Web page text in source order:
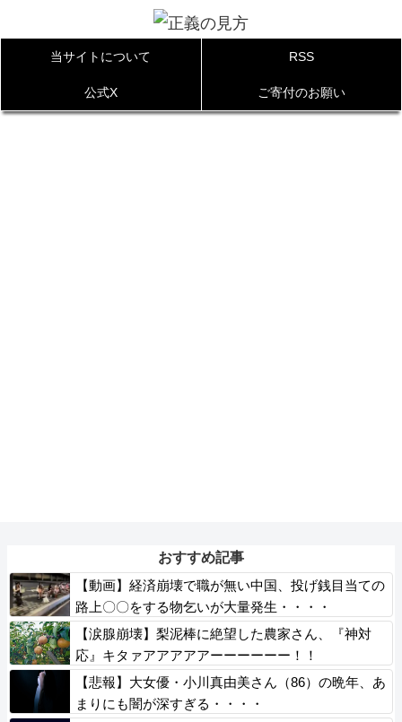
当サイトについて RSS
公式X ご寄付のお願い
おすすめ記事
【動画】経済崩壊で職が無い中国、投げ銭目当ての
路上〇〇をする物乞いが大量発生・・・・
【涙腺崩壊】梨泥棒に絶望した農家さん、『神対
応』キタァアアアアアーーーーーー！！
【悲報】大女優・小川真由美さん（86）の晩年、あ
まりにも闇が深すぎる・・・・